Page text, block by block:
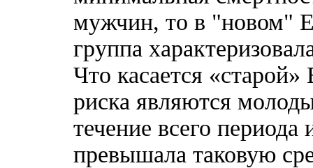
мужчин, то в "новом"
группа
Что касается
риска являются
течение всего периода
превышала таковую